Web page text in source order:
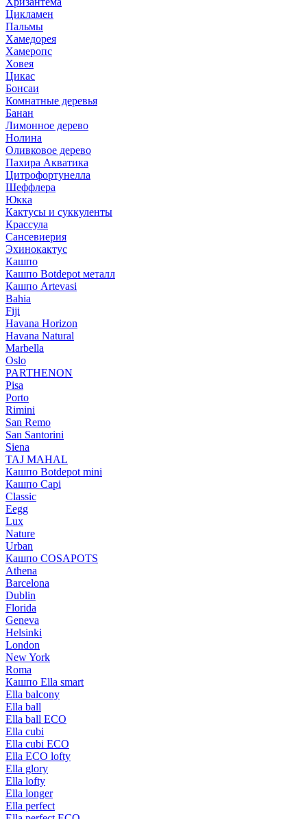
Цикламен
Пальмы
Хамедорея
Хамеропс
Ховея
Цикас
Бонсаи
Комнатные деревья
Банан
Лимонное дерево
Нолина
Оливковое дерево
Пахира Акватика
Цитрофортунелла
Шеффлера
Юкка
Кактусы и суккуленты
Крассула
Сансевиерия
Эхинокактус
Кашпо
Кашпо Botdepot металл
Кашпо Artevasi
Bahia
Fiji
Havana Horizon
Havana Natural
Marbella
Oslo
PARTHENON
Pisa
Porto
Rimini
San Remo
San Santorini
Siena
TAJ MAHAL
Кашпо Botdepot mini
Кашпо Capi
Classic
Eegg
Lux
Nature
Urban
Кашпо COSAPOTS
Athena
Barcelona
Dublin
Florida
Geneva
Helsinki
London
New York
Roma
Кашпо Ella smart
Ella balcony
Ella ball
Ella ball ECO
Ella cubi
Ella cubi ECO
Ella ECO lofty
Ella glory
Ella lofty
Ella longer
Ella perfect